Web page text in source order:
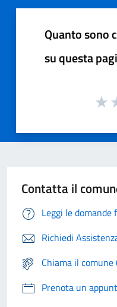
Quanto sono
su questa
Contatta il
Leggi le domande
Richiedi
Chiama il
Prenota un